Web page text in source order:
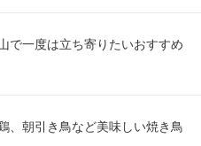
で一度は立ち寄りたいおすすめ
、朝引き鳥など美味しい焼き鳥